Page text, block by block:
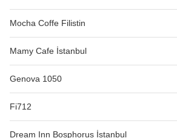
Mocha Coffe Filistin
Mamy Cafe İstanbul
Genova 1050
Fi712
Dream Inn Bosphorus İstanbul